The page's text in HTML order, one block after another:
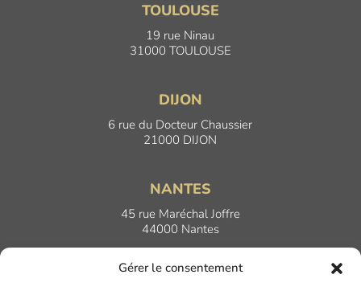
Gérer le consentement
TOULOUSE
19 rue Ninau
31000 TOULOUSE
DIJON
6 rue du Docteur Chaussier
21000 DIJON
NANTES
45 rue Maréchal Joffre
44000 Nantes
LYON